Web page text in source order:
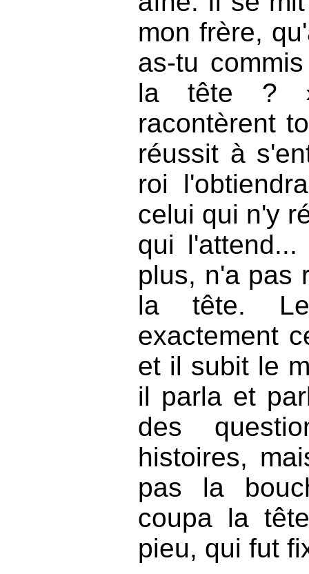
mon frère,
as-tu
la tête ?
racontèrent
réussit à
roi
celui qui n'y
qui
plus, n'a pas
la tête.
exactement
et il subit le
il parla et
des
histoires,
pas la
coupa la
pieu, qui fut